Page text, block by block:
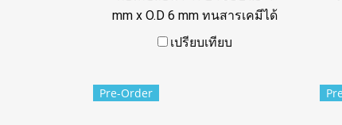
mm x O.D 6 mm ทนสารเคมีได้
อย่างดีเยี่ยม ทนความร้อนสูงสุด
และสภาพแวดล้อมได้ดี Tel:
เปรียบเทียบ
Pre-Order